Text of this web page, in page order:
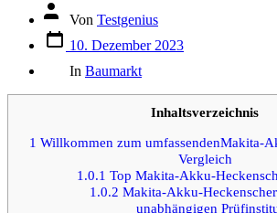
Autor
Beitrags
Von Testgenius
Datum
des
Beitrags
10. Dezember 2023
In Baumarkt
Inhaltsverzeichnis
1 Willkommen zum umfassendenMakita-
Vergleich
1.0.1 Top Makita-Akku-
1.0.2 Makita-Akku-
unabhängigen